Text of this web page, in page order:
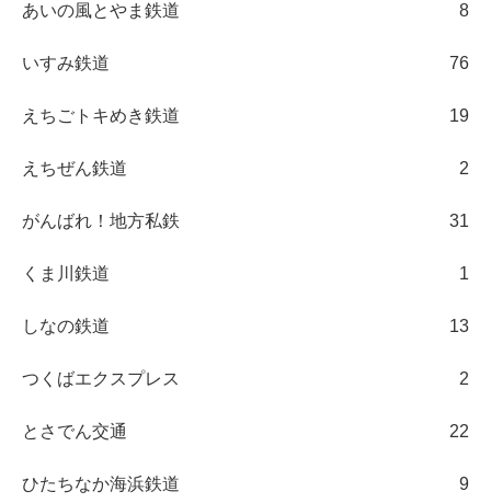
あいの風とやま鉄道 8
いすみ鉄道 76
えちごトキめき鉄道 19
えちぜん鉄道 2
がんばれ！地方私鉄 31
くま川鉄道 1
しなの鉄道 13
つくばエクスプレス 2
とさでん交通 22
ひたちなか海浜鉄道 9